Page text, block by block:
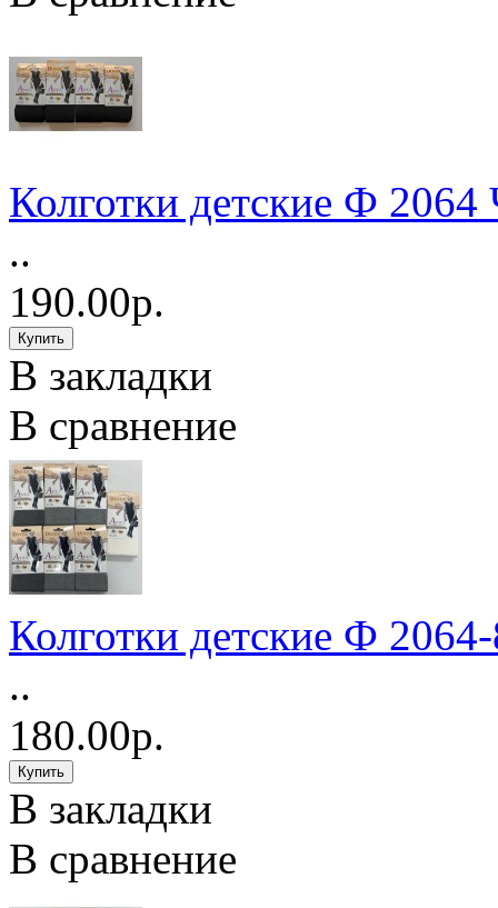
Колготки детские Ф 2064
..
190.00р.
В закладки
В сравнение
Колготки детские Ф
..
180.00р.
В закладки
В сравнение